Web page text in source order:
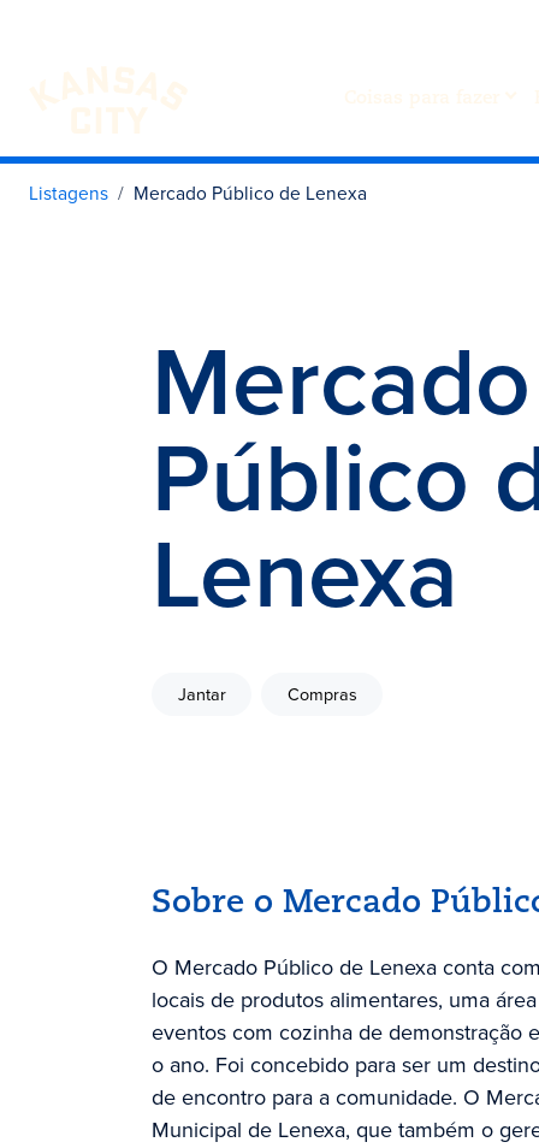
Visite o KC
Listagens Mercado Público de Lenexa
Mercado
Público
Lenexa
Jantar Compras
Sobre o Mercado
O Mercado Público de Lenexa conta
locais de produtos alimentares, uma
eventos com cozinha de demonstração
o ano. Foi concebido para ser um
de encontro para a comunidade. O
Municipal de Lenexa, que também o